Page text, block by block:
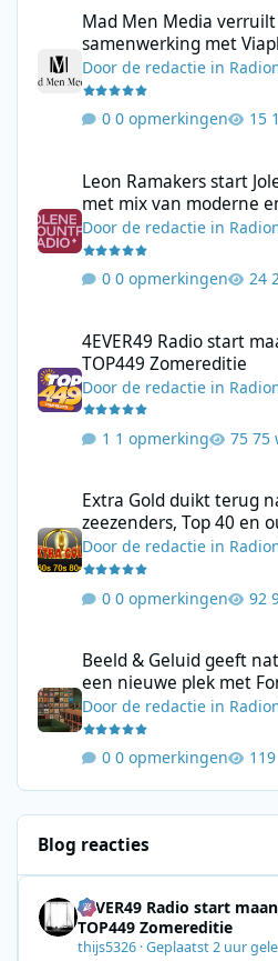
Mad Men Media
samenwerking met
Doorde redactie in
0 opmerkingen
Leon Ramakers start
met mix van moderne
Doorde redactie in
0 opmerkingen
4EVER49 Radio start
TOP449 Zomereditie
Doorde redactie in
1 opmerking 75
Extra Gold duikt terug
zeezenders, Top 40 en
Doorde redactie in
0 opmerkingen
Beeld & Geluid geeft
een nieuwe plek met
Doorde redactie in
0 opmerkingen
Blog reacties
4EVER49 Radio start
TOP449 Zomereditie
thijs5326 ·Geplaatst2 uur